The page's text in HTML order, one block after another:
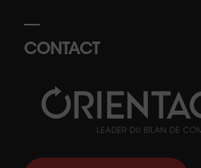
CONTACT